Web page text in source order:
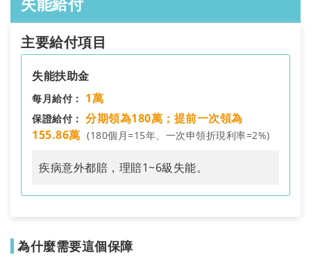
主要給付項目
失能扶助金
每月給付： 1萬
保證給付： 分期領為180萬；提前一次領為
155.86萬 (180個月=15年、一次申領折現利率=2%)
疾病意外都賠，理賠1~6級失能。
為什麼需要這個保障